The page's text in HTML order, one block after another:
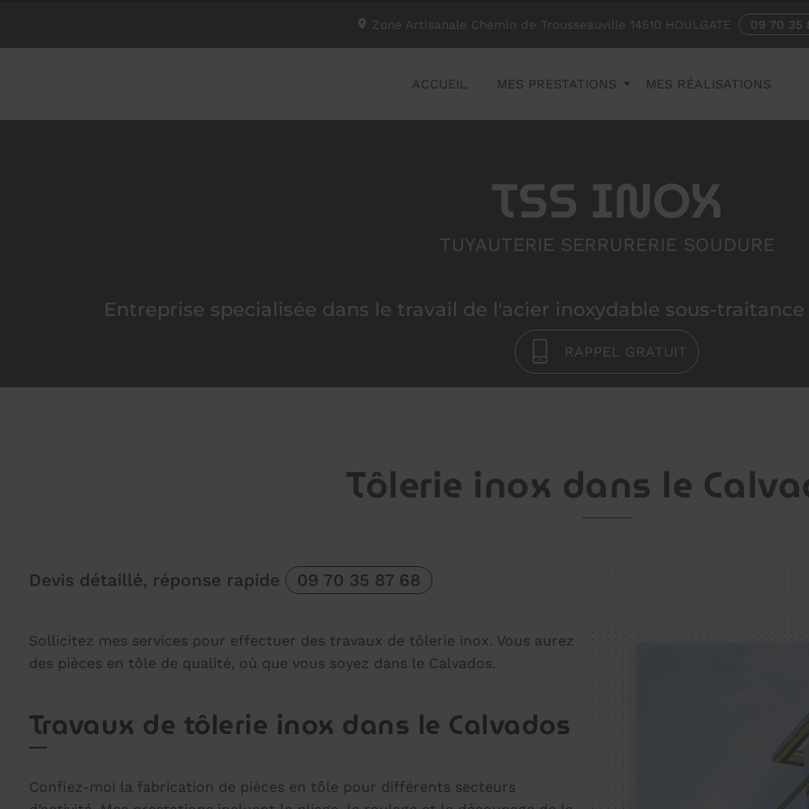
Zone Artisanale Chemin de Trousseauville 14510 HOULGATE 09 70 35
TSS INOX
TUYAUTERIE SERRURERIE SOUDURE
Entreprise specialisée dans le travail de l'acier inoxydable sous-
RAPPEL GRATUIT
ACCUEIL MES PRESTATIONS MES RÉALISATIONS
Tôlerie inox dans le
Devis détaillé, réponse rapide 09 70 35 87 68
Sollicitez mes services pour effectuer des travaux de tôlerie inox. Vous aurez
des pièces en tôle de qualité, où que vous soyez dans le Calvados.
Travaux de tôlerie inox dans le Calvados
Confiez-moi la fabrication de pièces en tôle pour différents secteurs